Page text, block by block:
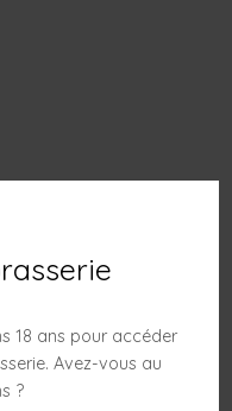
18 ans pour accéder
Avez-vous au
?